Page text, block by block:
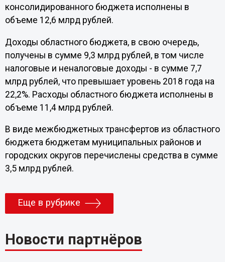
консолидированного бюджета исполнены в
объеме 12,6 млрд рублей.
Доходы областного бюджета, в свою очередь,
получены в сумме 9,3 млрд рублей, в том числе
налоговые и неналоговые доходы - в сумме 7,7
млрд рублей, что превышает уровень 2018 года на
22,2%. Расходы областного бюджета исполнены в
объеме 11,4 млрд рублей.
В виде межбюджетных трансфертов из областного
бюджета бюджетам муниципальных районов и
городских округов перечислены средства в сумме
3,5 млрд рублей.
Еще в рубрике
Новости партнёров